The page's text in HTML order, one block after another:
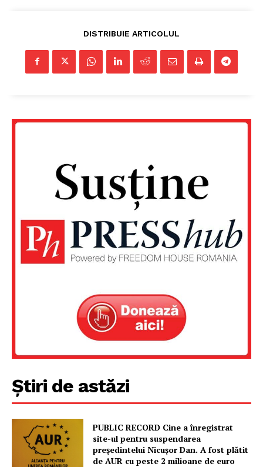
Un proiect
FREEDOM HOUSE ROMÂNIA
Despre noi / Echipa
Proiecte editoriale
Contact
DISTRIBUIE ARTICOLUL
Știri de astăzi
PUBLIC RECORD Cine a înregistrat
site-ul pentru suspendarea
președintelui Nicușor Dan. A fost plătit
de AUR cu peste 2 milioane de euro